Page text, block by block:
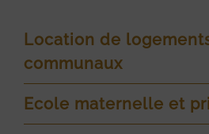
Location de
communaux
Ecole maternelle et